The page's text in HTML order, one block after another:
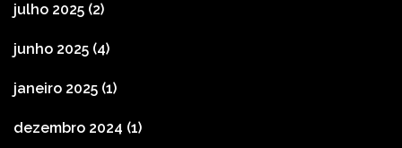
julho 2025 (2)
junho 2025 (4)
janeiro 2025 (1)
dezembro 2024 (1)